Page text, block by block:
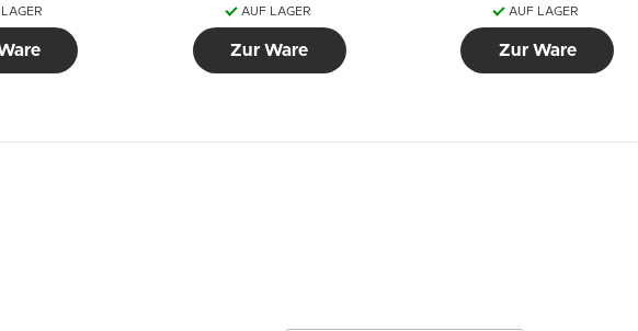
AUF LAGER
Zur Ware
AUF LAGER
Zur Ware